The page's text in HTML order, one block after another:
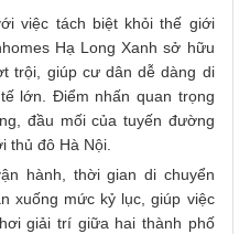
việc tách biệt khỏi thế giới
Hạ Long Xanh sở hữu
trội, giúp cư dân dễ dàng di
lớn. Điểm nhấn quan trọng
đầu mối của tuyến đường
thủ đô Hà Nội.
hành, thời gian di chuyển
xuống mức kỷ lục, giúp việc
giải trí giữa hai thành phố